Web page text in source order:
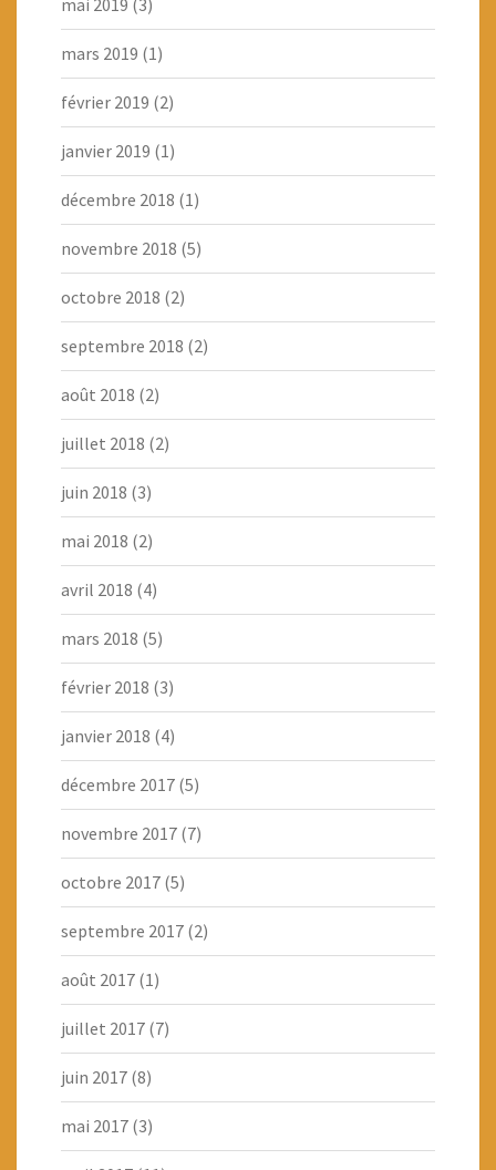
mai 2019 (3)
mars 2019 (1)
février 2019 (2)
janvier 2019 (1)
décembre 2018 (1)
novembre 2018 (5)
octobre 2018 (2)
septembre 2018 (2)
août 2018 (2)
juillet 2018 (2)
juin 2018 (3)
mai 2018 (2)
avril 2018 (4)
mars 2018 (5)
février 2018 (3)
janvier 2018 (4)
décembre 2017 (5)
novembre 2017 (7)
octobre 2017 (5)
septembre 2017 (2)
août 2017 (1)
juillet 2017 (7)
juin 2017 (8)
mai 2017 (3)